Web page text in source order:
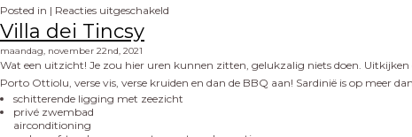
Posted in | Reacties uitgeschakeld
Villa dei Tincsy
maandag, november 22nd, 2021
Wat een uitzicht! Je zou hier uren kunnen zitten, gelukzalig niets doen.
Porto Ottiolu, verse vis, verse kruiden en dan de BBQ aan! Sardinië is op meer
schitterende ligging met zeezicht
privé zwembad
airconditioning